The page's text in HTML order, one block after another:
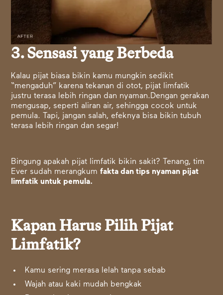
3. Sensasi yang Berbeda
Kalau pijat biasa bikin kamu mungkin sedikit
“mengaduh” karena tekanan di otot, pijat limfatik
justru terasa lebih ringan dan nyaman.Dengan gerakan
mengusap, seperti aliran air, sehingga cocok untuk
pemula. Tapi, jangan salah, efeknya bisa bikin tubuh
terasa lebih ringan dan segar!
Bingung apakah pijat limfatik bikin sakit? Tenang, tim
Ever sudah merangkumfakta dan tips nyaman pijat
limfatik untuk pemula.
Kapan Harus Pilih Pijat
Limfatik?
Kamu sering merasa lelah tanpa sebab
Wajah atau kaki mudah bengkak